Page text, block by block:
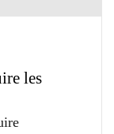
les